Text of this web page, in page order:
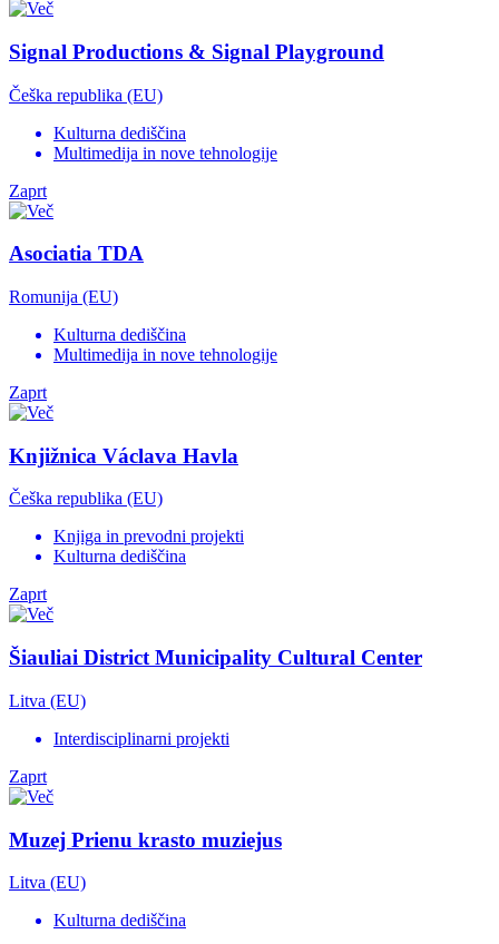
Signal Productions & Signal Playground
Češka republika (EU)
Kulturna dediščina
Multimedija in nove tehnologije
Zaprt
Asociatia TDA
Romunija (EU)
Kulturna dediščina
Multimedija in nove tehnologije
Zaprt
Knjižnica Václava Havla
Češka republika (EU)
Knjiga in prevodni projekti
Kulturna dediščina
Zaprt
Šiauliai District Municipality Cultural Center
Litva (EU)
Interdisciplinarni projekti
Zaprt
Muzej Prienu krasto muziejus
Litva (EU)
Kulturna dediščina